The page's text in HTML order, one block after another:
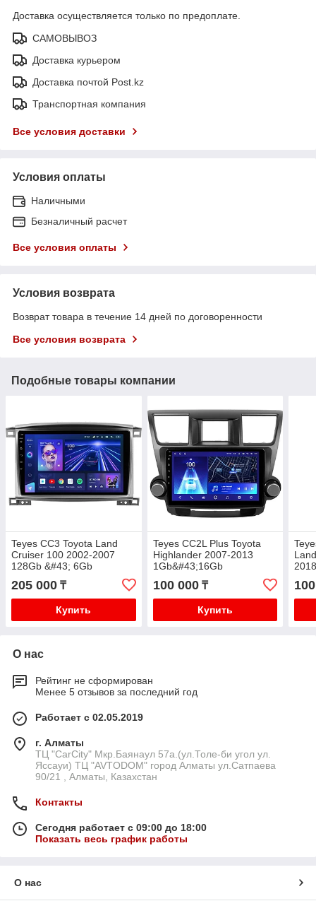
Доставка осуществляется только по предоплате.
САМОВЫВОЗ
Доставка курьером
Доставка почтой Post.kz
Транспортная компания
Все условия доставки
Условия оплаты
Наличными
Безналичный расчет
Все условия оплаты
Условия возврата
Возврат товара в течение 14 дней по договоренности
Все условия возврата
Подобные товары компании
Teyes CC3 Toyota Land
Cruiser 100 2002-2007
128Gb &#43; 6Gb
205 000 ₸
Купить
Teyes CC2L Plus Toyota
Highlander 2007-2013
1Gb&#43;16Gb
100 000₸
Купить
О нас
Рейтинг не сформирован
Менее 5 отзывов за последний год
Работает с 02.05.2019
г. Алматы
ТЦ "CarCity" Мкр.Баянаул 57а.(ул.Толе-би угол ул.
Яссауи) ТЦ "AVTODOM" город Алматы ул.Сатпаева
90/21 , Алматы, Казахстан
Контакты
Сегодня работает с 09:00 до 18:00
Показать весь график работы
О нас